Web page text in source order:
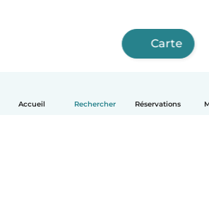
Accueil Rechercher Réservations
Carte